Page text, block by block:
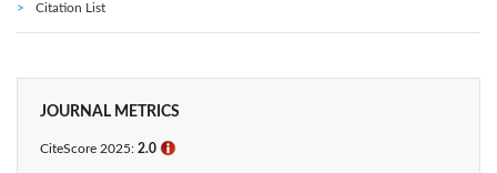
Citation List
JOURNAL METRICS
CiteScore 2025: 2.0 ℹ